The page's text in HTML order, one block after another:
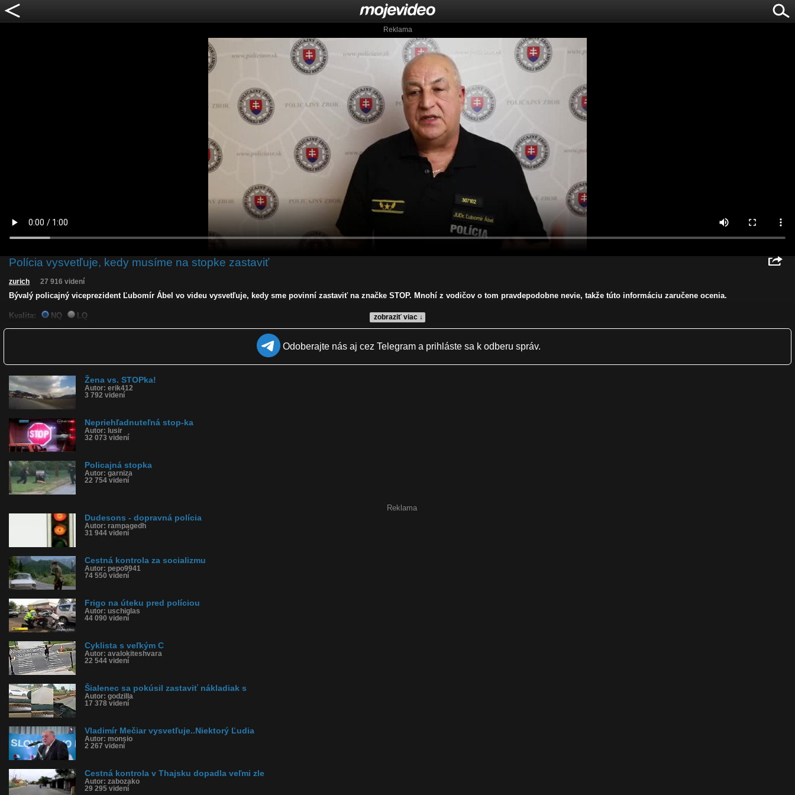
Reklama
Polícia vysvetľuje, kedy musíme na stopke zastaviť
zobraziť viac ↓
zurich 27 916 videní
Bývalý policajný viceprezident Ľubomír Ábel vo videu vysvetľuje, kedy sme povinní zastaviť na značke STOP. Mnohí z vodičov o tom pravdepodobne nevie, takže túto informáciu zaručene ocenia.
Kvalita: NQ
LQ
Dľžka: 1:00
Tagy: stopka, kedy zastaviť na stopke, polícia, cestná premávka, kedy má vozidlo zastaviť, stop
História sledovanosti videa:
Odoberajte nás aj cez Telegram a prihláste sa k odberu správ.
Žena vs. STOPka!
Autor: erik412
3 792 videní
Nepriehľadnuteľná stop-ka
Autor: lusir
32 073 videní
Policajná stopka
Autor: garniza
22 754 videní
Reklama
Dudesons - dopravná polícia
Autor: rampagedh
31 944 videní
Cestná kontrola za socializmu
Autor: pepo9941
74 550 videní
Frigo na úteku pred políciou
Autor: uschiglas
44 090 videní
Cyklista s veľkým C
Autor: avalokiteshvara
22 544 videní
Šialenec sa pokúsil zastaviť nákladiak s
Autor: godzilla
17 378 videní
Vladimír Mečiar vysvetľuje..Niektorý Ľudia
Autor: monsio
2 267 videní
Cestná kontrola v Thajsku dopadla veľmi zle
Autor: zabozako
29 295 videní